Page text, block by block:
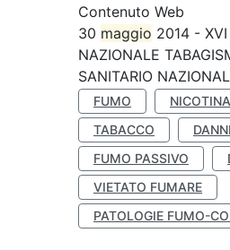
Contenuto Web
30 maggio 2014 -
NAZIONALE
SANITARIO
FUMO NICOTINA
TABACCO
FUMO PASSIVO
VIETATO FUMARE
PATOLOGIE FUMO-